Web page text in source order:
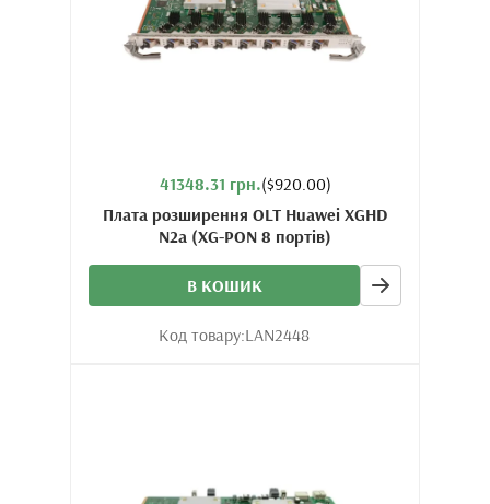
41348.31 грн.($920.00)
Плата розширення OLT Huawei XGHD
N2a (XG-PON 8 портів)
В КОШИК
Код товару:LAN2448